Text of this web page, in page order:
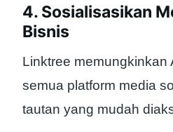
4. Sosialisasikan
Bisnis
Linktree memungkinkan
semua platform media
tautan yang mudah